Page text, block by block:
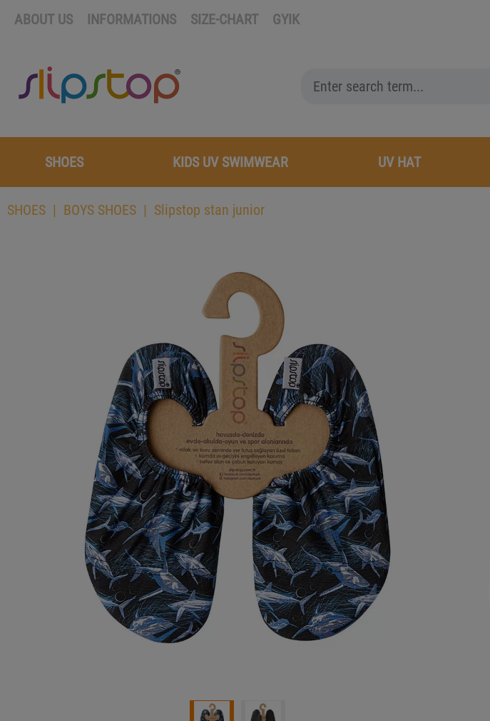
ABOUT US INFORMATIONS SIZE-CHART GYIK
SHOES KIDS UV SWIMWEAR UV HAT
SHOES BOYS SHOES Slipstop stan junior